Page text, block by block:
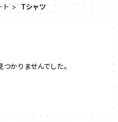
ト Tシャツ
かりませんでした。